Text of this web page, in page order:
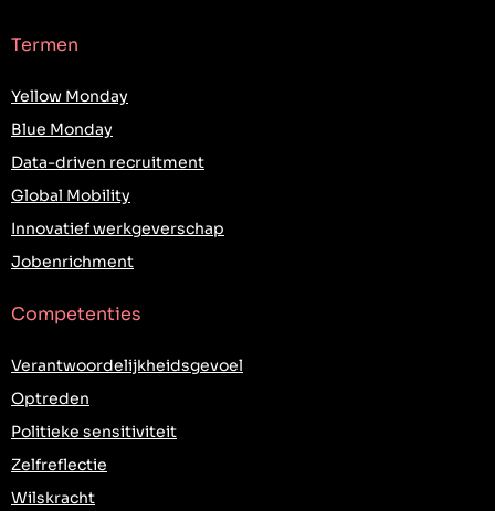
Termen
Yellow Monday
Blue Monday
Data-driven recruitment
Global Mobility
Innovatief werkgeverschap
Jobenrichment
Competenties
Verantwoordelijkheidsgevoel
Optreden
Politieke sensitiviteit
Zelfreflectie
Wilskracht